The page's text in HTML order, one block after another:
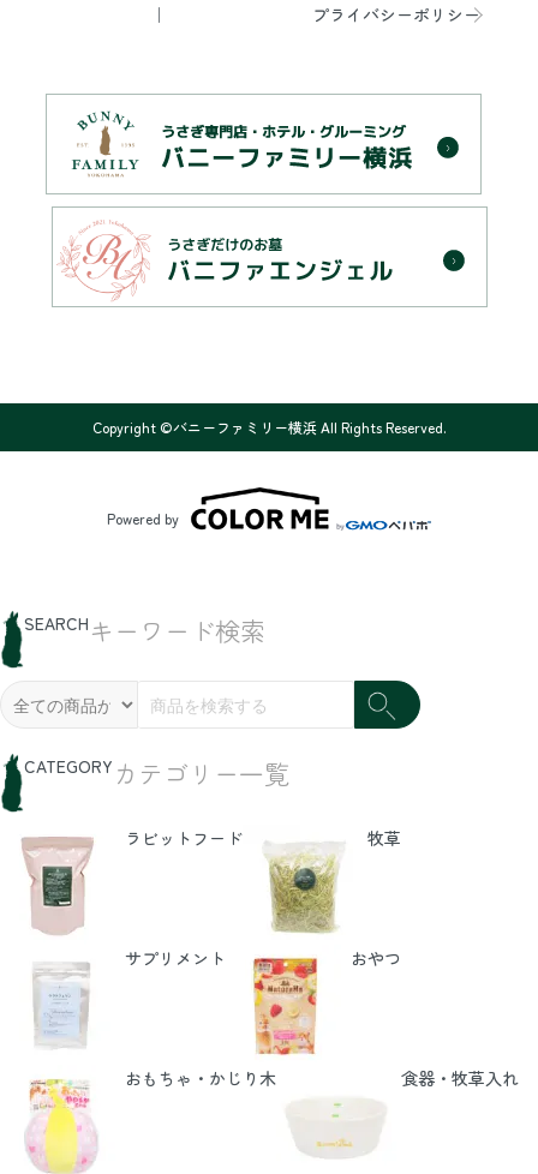
プライバシーポリシー
Copyright ©バニーファミリー横浜 All Rights Reserved.
Powered by
SEARCH キーワード検索
CATEGORY カテゴリー一覧
ラビットフード 牧草
サプリメント おやつ
おもちゃ・かじり木 食器・牧草入れ